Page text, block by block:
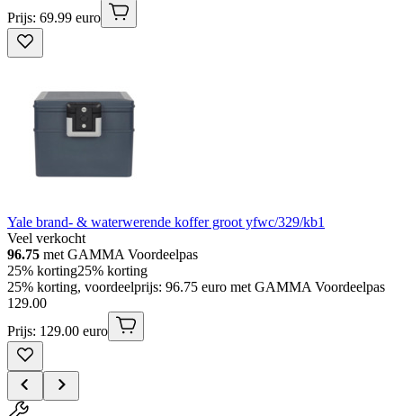
Prijs: 69.99 euro
Yale brand- & waterwerende koffer groot yfwc/329/kb1
Veel verkocht
96.75 met GAMMA Voordeelpas
25% korting25% korting
25% korting, voordeelprijs: 96.75 euro met GAMMA Voordeelpas
129.00
Prijs: 129.00 euro